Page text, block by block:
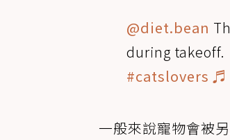
@diet.bean
during
#catslovers ♬
一般來說寵物會被